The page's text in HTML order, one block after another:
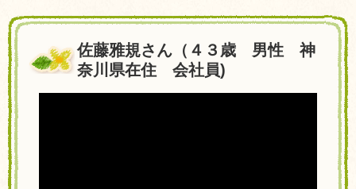
佐藤雅規さん（４３歳 男性 神
奈川県在住 会社員)